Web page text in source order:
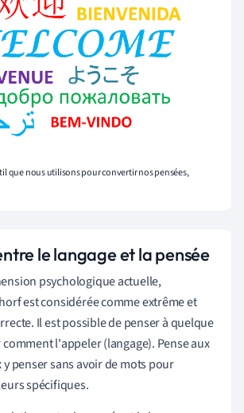
que nous utilisons pour convertir nos pensées,
le langage et la pensée
psychologique actuelle,
est considérée comme extrême et
Il est possible de penser à quelque
l'appeler (langage). Pense aux
penser sans avoir de mots pour
spécifiques.